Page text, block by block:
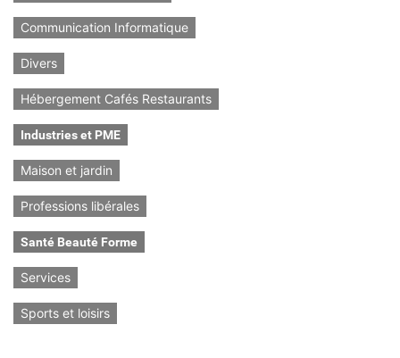
Communication Informatique
Divers
Hébergement Cafés Restaurants
Industries et PME
Maison et jardin
Professions libérales
Santé Beauté Forme
Services
Sports et loisirs